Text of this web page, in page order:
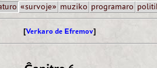
«survoje» muziko programaro
[Verkaro de Efremov]